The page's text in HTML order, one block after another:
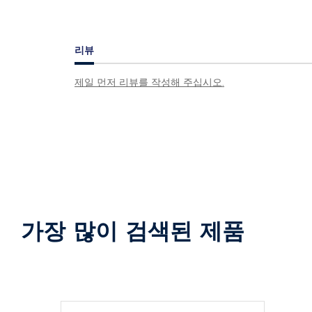
리뷰
제일 먼저 리뷰를 작성해 주십시오.
가장 많이 검색된 제품